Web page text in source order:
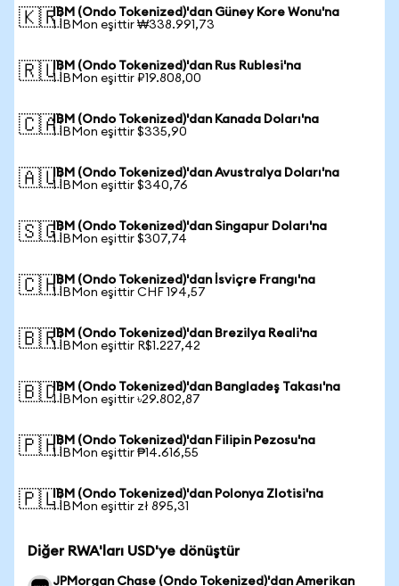
🇰🇷IBM (Ondo Tokenized)'dan Güney Kore Wonu'na
1 IBMon eşittir ₩338.991,73
🇷🇺IBM (Ondo Tokenized)'dan Rus Rublesi'na
1 IBMon eşittir ₽19.808,00
🇨🇦IBM (Ondo Tokenized)'dan Kanada Doları'na
1 IBMon eşittir $335,90
🇦🇺IBM (Ondo Tokenized)'dan Avustralya Doları'na
1 IBMon eşittir $340,76
🇸🇬IBM (Ondo Tokenized)'dan Singapur Doları'na
1 IBMon eşittir $307,74
🇨🇭IBM (Ondo Tokenized)'dan İsviçre Frangı'na
1 IBMon eşittir CHF 194,57
🇧🇷IBM (Ondo Tokenized)'dan Brezilya Reali'na
1 IBMon eşittir R$1.227,42
🇧🇩IBM (Ondo Tokenized)'dan Bangladeş Takası'na
1 IBMon eşittir ৳29.802,87
🇵🇭IBM (Ondo Tokenized)'dan Filipin Pezosu'na
1 IBMon eşittir ₱14.616,55
🇵🇱IBM (Ondo Tokenized)'dan Polonya Zlotisi'na
1 IBMon eşittir zł 895,31
Diğer RWA'ları USD'ye dönüştür
JPMorgan Chase (Ondo Tokenized)'dan Amerikan